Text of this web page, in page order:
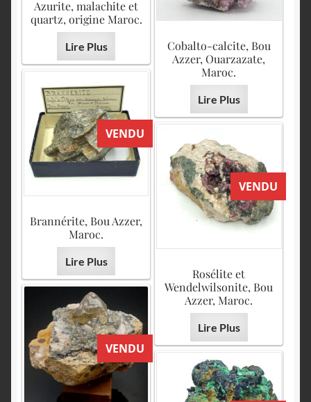
Azurite, malachite et
quartz, origine Maroc.
Lire Plus
Cobalto-calcite, Bou
Azzer, Ouarzazate,
Maroc.
Lire Plus
VENDU
Brannérite, Bou Azzer,
Maroc.
Lire Plus
VENDU
Rosélite et
Wendelwilsonite, Bou
Azzer, Maroc.
Lire Plus
VENDU